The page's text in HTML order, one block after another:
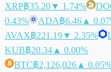
XRP฿35.20▼ 1.74%
0.43%
ADA฿6.46 ▲
AVAX฿221.19▼ 2.35%
KUB฿20.34 ▲ 0.00%
BTC฿2,126,026 ▲